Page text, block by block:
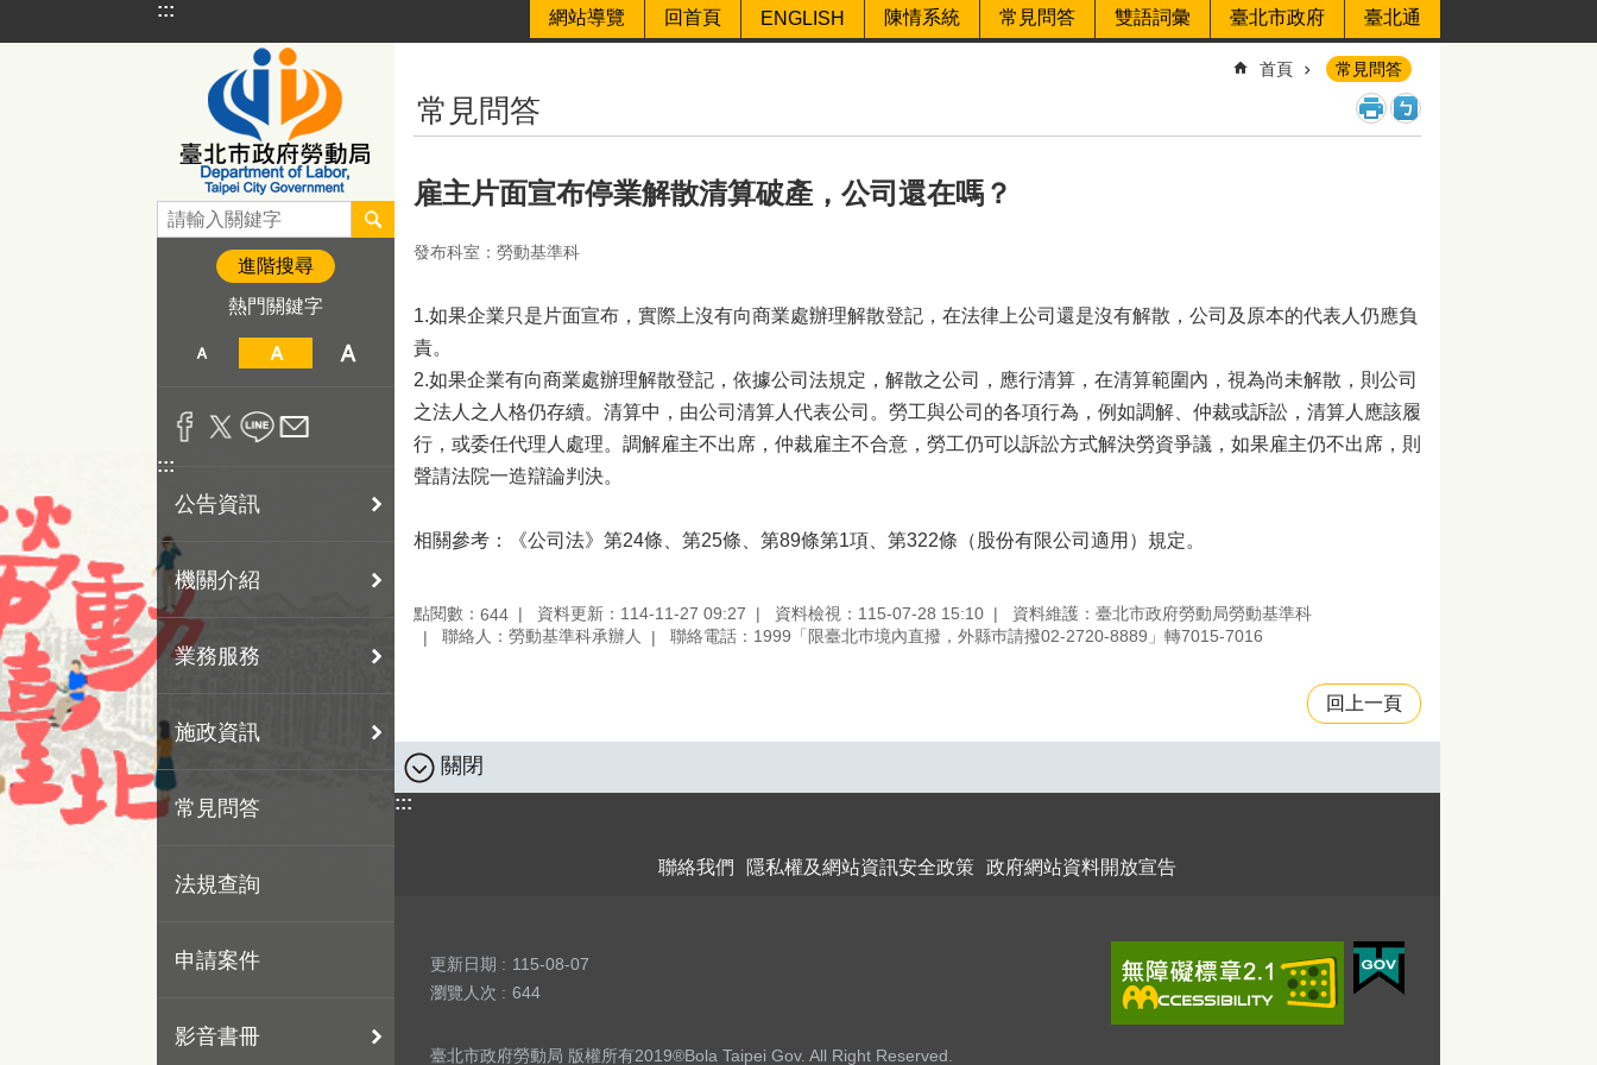
跳到主要內容區塊
::: 網站導覽 回首頁 ENGLISH 陳情系統 常見問答 雙語詞彙 臺北市政府 臺北通
進階搜尋
熱門關鍵字
:::
公告資訊
機關介紹
業務服務
施政資訊
常見問答
法規查詢
申請案件
影音書冊
首頁 常見問答
常見問答
雇主片面宣布停業解散清算破產，公司還在嗎？
發布科室：勞動基準科
1.如果企業只是片面宣布，實際上沒有向商業處辦理解散登記，在法律上公司還是沒有解散，公司及原本的代表人仍應負
責。
2.如果企業有向商業處辦理解散登記，依據公司法規定，解散之公司，應行清算，在清算範圍內，視為尚未解散，則公司
之法人之人格仍存續。清算中，由公司清算人代表公司。勞工與公司的各項行為，例如調解、仲裁或訴訟，清算人應該履
行，或委任代理人處理。調解雇主不出席，仲裁雇主不合意，勞工仍可以訴訟方式解決勞資爭議，如果雇主仍不出席，則
聲請法院一造辯論判決。
相關參考：《公司法》第24條、第25條、第89條第1項、第322條（股份有限公司適用）規定。
點閱數： 644 資料更新：114-11-27 09:27 資料檢視：115-07-28 15:10
資料維護：臺北市政府勞動局勞動基準科
聯絡人：勞動基準科承辦人
聯絡電話：1999「限臺北巿境內直撥，外縣巿請撥02-2720-8889」轉7015-7016
回上一頁
關閉
:::
聯絡我們 隱私權及網站資訊安全政策 政府網站資料開放宣告
更新日期
115-08-07
瀏覽人次
644
臺北市政府勞動局 版權所有2019®Bola Taipei Gov. All Right Reserved.